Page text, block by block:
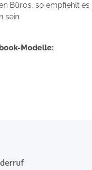
Büros, so empfiehlt
sein.
Modelle: